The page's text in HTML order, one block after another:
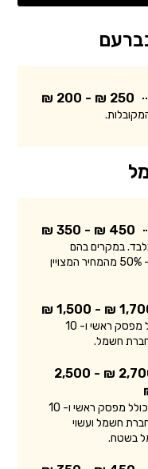
250 ₪ - 200 ₪
450 ₪ - 350 ₪
במקרים בהם
החשמלאי החליף רכיב, מקובל לדרוש כ- 50% מהמחיר המצויין
1,700 ₪ -
המחיר מתייחס ללוח חשמל בסיסי הכולל מפסק ראשי ו- 10
חברת חשמל.
2,700 ₪ - 2,500
המחיר מתייחס ללוח חשמל תלת פאזי הכולל מפסק ראשי ו- 10
חשמל ועשוי
בשטח.